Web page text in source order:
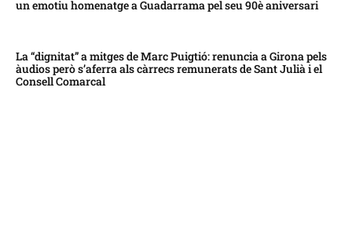
un emotiu homenatge a Guadarrama pel seu 90è aniversari
La “dignitat” a mitges de Marc Puigtió: renuncia a Girona pels
àudios però s’aferra als càrrecs remunerats de Sant Julià i el
Consell Comarcal